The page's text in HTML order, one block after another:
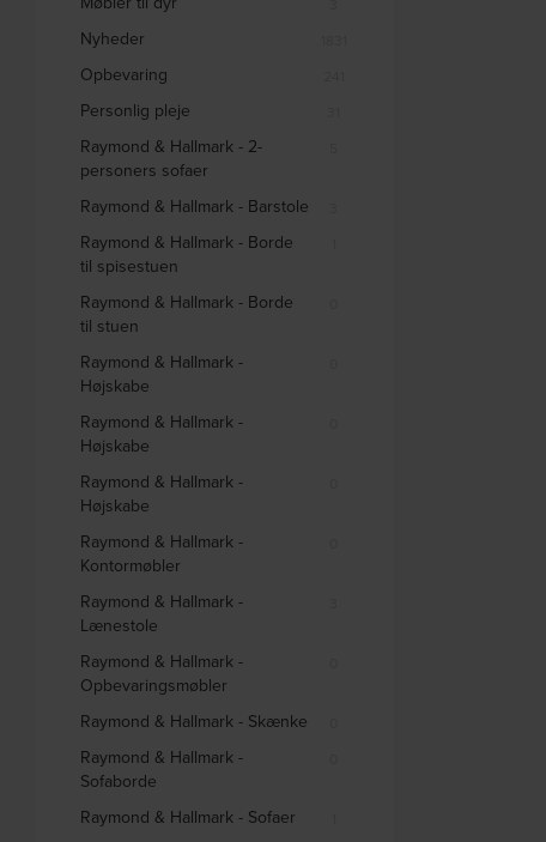
Nyheder
Opbevaring
Personlig pleje
Raymond & Hallmark - 2-
personers sofaer
Raymond & Hallmark - Barstole
Raymond & Hallmark - Borde
til spisestuen
Raymond & Hallmark - Borde
til stuen
Raymond & Hallmark -
Højskabe
Raymond & Hallmark -
Højskabe
Raymond & Hallmark -
Højskabe
Raymond & Hallmark -
Kontormøbler
Raymond & Hallmark -
Lænestole
Raymond & Hallmark -
Opbevaringsmøbler
Raymond & Hallmark - Skænke
Raymond & Hallmark -
Sofaborde
Raymond & Hallmark - Sofaer